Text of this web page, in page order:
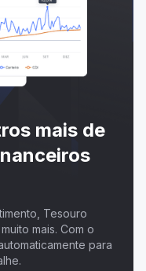
mais de
Tesouro
mais. Com o
para